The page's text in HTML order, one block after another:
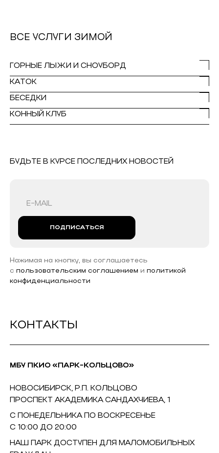
ВСЕ УСЛУГИ ЗИМОЙ
ГОРНЫЕ ЛЫЖИ И СНОУБОРД
КАТОК
БЕСЕДКИ
КОННЫЙ КЛУБ
БУДЬТЕ В КУРСЕ ПОСЛЕДНИХ НОВОСТЕЙ
ПОДПИСАТЬСЯ
Нажимая на кнопку, вы соглашаетесь
с пользовательским соглашением и политикой
конфиденциальности
КОНТАКТЫ
МБУ ПКИО «ПАРК-КОЛЬЦОВО»
НОВОСИБИРСК, Р.П. КОЛЬЦОВО
ПРОСПЕКТ АКАДЕМИКА САНДАХЧИЕВА, 1
С ПОНЕДЕЛЬНИКА ПО ВОСКРЕСЕНЬЕ
С 10:00 ДО 20:00
НАШ ПАРК ДОСТУПЕН ДЛЯ МАЛОМОБИЛЬНЫХ